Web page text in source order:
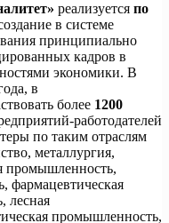
реализуется по
в системе
принципиально
кадров в
экономики. В
в
более 1200
работодателей
по таким отраслям
металлургия,
промышленность,
фармацевтическая
лесная
промышленность,